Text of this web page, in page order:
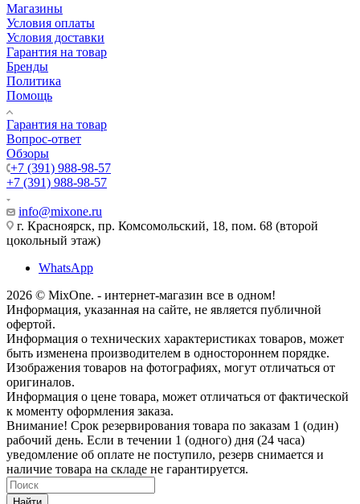
Магазины
Условия оплаты
Условия доставки
Гарантия на товар
Бренды
Политика
Помощь
Гарантия на товар
Вопрос-ответ
Обзоры
+7 (391) 988-98-57
+7 (391) 988-98-57
info@mixone.ru
г. Красноярск, пр. Комсомольский, 18, пом. 68 (второй
цокольный этаж)
WhatsApp
2026 © MixOne. - интернет-магазин все в одном!
Информация, указанная на сайте, не является публичной
офертой.
Информация о технических характеристиках товаров, может
быть изменена производителем в одностороннем порядке.
Изображения товаров на фотографиях, могут отличаться от
оригиналов.
Информация о цене товара, может отличаться от фактической
к моменту оформления заказа.
Внимание! Срок резервирования товара по заказам 1 (один)
рабочий день. Если в течении 1 (одного) дня (24 часа)
уведомление об оплате не поступило, резерв снимается и
наличие товара на складе не гарантируется.